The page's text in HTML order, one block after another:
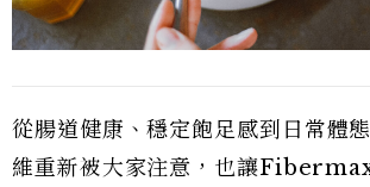
從腸道健康、穩定飽足感到日常體
維重新被大家注意，也讓